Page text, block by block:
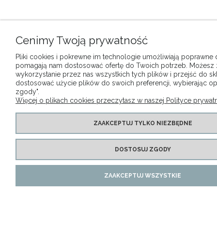
Cenimy Twoją prywatność
Pliki cookies i pokrewne im technologie umożliwiają poprawne
pomagają nam dostosować ofertę do Twoich potrzeb. Możesz
wykorzystanie przez nas wszystkich tych plików i przejść do
dostosować użycie plików do swoich preferencji, wybierając
zgody".
Więcej o plikach cookies przeczytasz w naszej Polityce
ZAAKCEPTUJ TYLKO NIEZBĘDNE
DOSTOSUJ ZGODY
ZAAKCEPTUJ WSZYSTKIE